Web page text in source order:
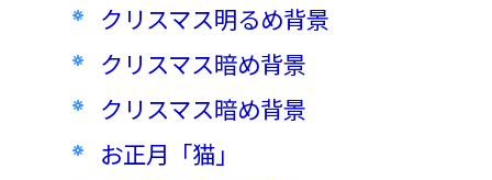
クリスマス明るめ背景
クリスマス暗め背景
クリスマス暗め背景
お正月「猫」